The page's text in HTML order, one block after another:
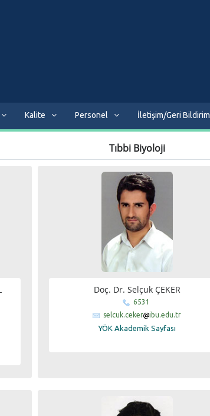
Kalite Personel İletişim/Geri Bildirim
Tıbbi Biyoloji
Doç. Dr. Selçuk ÇEKER
6531
selcuk.ceker
ibu.edu.tr
YÖK Akademik Sayfası